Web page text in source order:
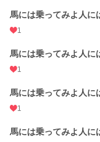
馬には乗ってみよ人に
1
馬には乗ってみよ人に
1
馬には乗ってみよ人に
1
馬には乗ってみよ人に